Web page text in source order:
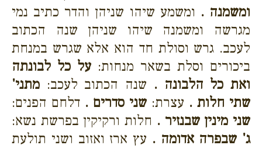
ומשמנה . ומשמע שיהו שניהן והדר כתיב נמי
מגרשה ומשמנה שיהו שניהן שנה הכתוב
לעכב. גרש וסולת חד הוא אלא שגרש במנחת
ביכורים וסלת בשאר מנחות: על כל לבונתה
ואת כל הלבונה . שנה הכתוב לעכב: מתני'
שתי חלות . עצרת: שני סדרים . דלחם הפנים:
שני מינין שבנזיר . חלות ורקיקין בפרשת נשא:
ג' שבפרה אדומה . עץ ארז ואזוב ושני תולעת